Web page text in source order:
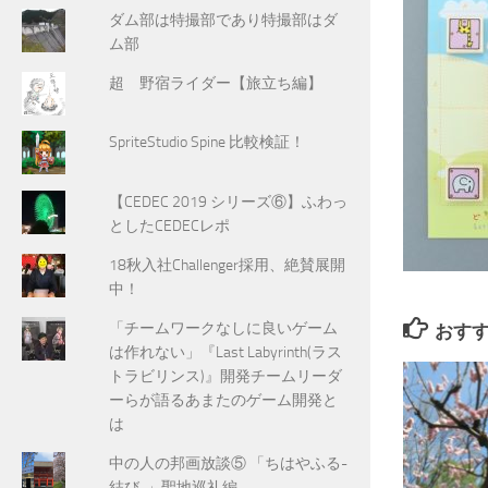
おす
ダム部は特撮部であり特撮部はダ
ム部
超 野宿ライダー【旅立ち編】
SpriteStudio Spine 比較検証！
【CEDEC 2019 シリーズ⑥】ふわっ
としたCEDECレポ
18秋入社Challenger採用、絶賛展開
中！
「チームワークなしに良いゲーム
は作れない」『Last Labyrinth(ラス
トラビリンス)』開発チームリーダ
ーらが語るあまたのゲーム開発と
は
中の人の邦画放談⑤ 「ちはやふる-